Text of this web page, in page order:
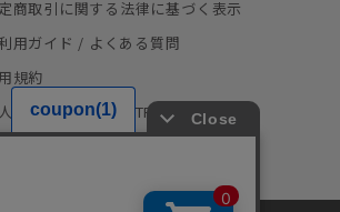
商取引に関する法律に基づく表示
用ガイド / よくある質問
規約
情報の取り扱い（TRUSTe）